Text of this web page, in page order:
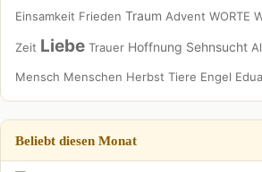
Einsamkeit Frieden Traum Advent WORTE
Zeit Liebe Trauer Hoffnung Sehnsucht
Mensch Menschen Herbst Tiere Engel
Beliebt diesen Monat